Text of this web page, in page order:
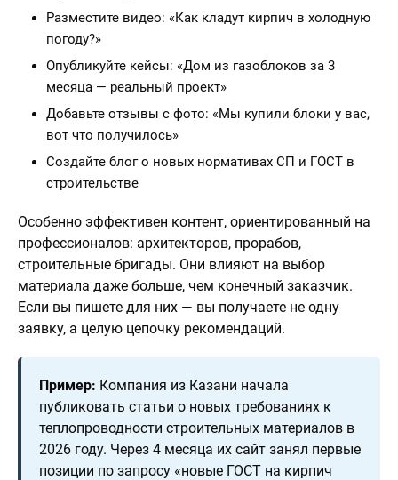
Разместите видео: «Как кладут кирпич в холодную
погоду?»
Опубликуйте кейсы: «Дом из газоблоков за 3
месяца — реальный проект»
Добавьте отзывы с фото: «Мы купили блоки у вас,
вот что получилось»
Создайте блог о новых нормативах СП и ГОСТ в
строительстве
Особенно эффективен контент, ориентированный на
профессионалов: архитекторов, прорабов,
строительные бригады. Они влияют на выбор
материала даже больше, чем конечный заказчик.
Если вы пишете для них — вы получаете не одну
заявку, а целую цепочку рекомендаций.
Пример: Компания из Казани начала
публиковать статьи о новых требованиях к
теплопроводности строительных материалов в
2026 году. Через 4 месяца их сайт занял первые
позиции по запросу «новые ГОСТ на кирпич